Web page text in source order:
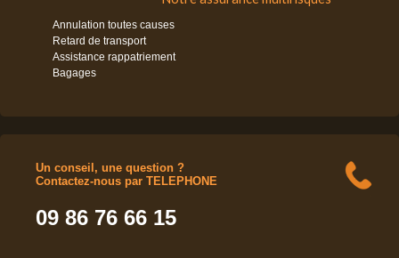
Annulation toutes causes
Retard de transport
Assistance rappatriement
Bagages
Un conseil, une question ?
Contactez-nous par TELEPHONE
09 86 76 66 15